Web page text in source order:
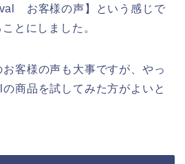
お客様の声】という感じで
とにしました。
客様の声も大事ですが、やっ
商品を試してみた方がよいと